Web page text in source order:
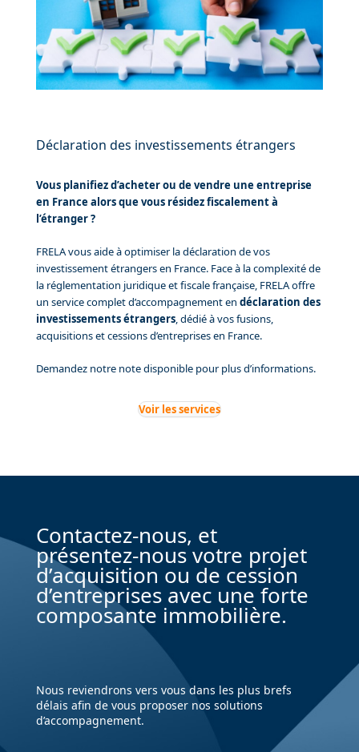
Déclaration des investissements étrangers
Vous planifiez d’acheter ou de vendre une entreprise
en France alors que vous résidez fiscalement à
l’étranger ?
FRELA vous aide à optimiser la déclaration de vos
investissement étrangers en France. Face à la complexité de
la réglementation juridique et fiscale française, FRELA offre
un service complet d’accompagnement en déclaration des
investissements étrangers, dédié à vos fusions,
acquisitions et cessions d’entreprises en France.
Demandez notre note disponible pour plus d’informations.
Voir les services
Contactez-nous, et
présentez-nous votre projet
d’acquisition ou de cession
d’entreprises avec une forte
composante immobilière.
Nous reviendrons vers vous dans les plus brefs
délais afin de vous proposer nos solutions
d’accompagnement.